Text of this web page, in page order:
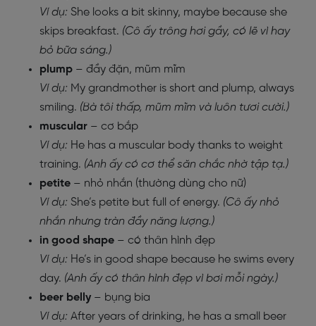
Ví dụ: She looks a bit skinny, maybe because she
skips breakfast. (Cô ấy trông hơi gầy, có lẽ vì hay
bỏ bữa sáng.)
plump – đầy đặn, mũm mĩm
Ví dụ: My grandmother is short and plump, always
smiling. (Bà tôi thấp, mũm mĩm và luôn tươi cười.)
muscular – cơ bắp
Ví dụ: He has a muscular body thanks to weight
training. (Anh ấy có cơ thể săn chắc nhờ tập tạ.)
petite – nhỏ nhắn (thường dùng cho nữ)
Ví dụ: She’s petite but full of energy. (Cô ấy nhỏ
nhắn nhưng tràn đầy năng lượng.)
in good shape – có thân hình đẹp
Ví dụ: He’s in good shape because he swims every
day. (Anh ấy có thân hình đẹp vì bơi mỗi ngày.)
beer belly – bụng bia
Ví dụ: After years of drinking, he has a small beer